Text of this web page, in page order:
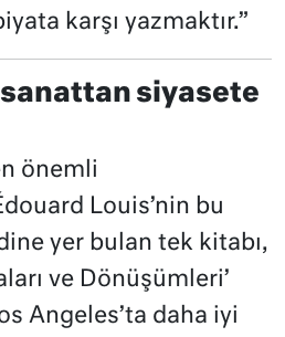
karşı yazmaktır.”
siyasete
önemli
Louis’nin bu
yer bulan tek kitabı,
ve Dönüşümleri’
Angeles’ta daha iyi